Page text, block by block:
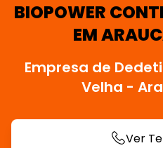
BIOPOWER
EM
Empresa de
Velha -
Ver